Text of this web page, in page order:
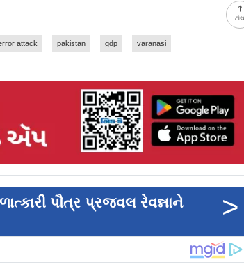
attack pakistan gdp varanasi
પૌત્ર પ્રજ્વલ રેવન્નાને
>